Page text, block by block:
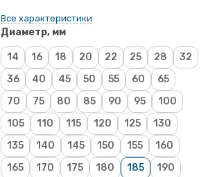
Все характеристики
Диаметр, мм
14 16 18 20 22 25 28
32
36
40 45 50 55 60
65
70
75 80 85 90 95
100
105
110 115 120 125
130
135
140 145 150 155
160
165
170 175 180 185
190